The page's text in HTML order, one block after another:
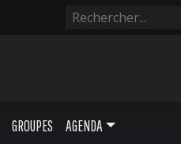
GROUPES AGENDA